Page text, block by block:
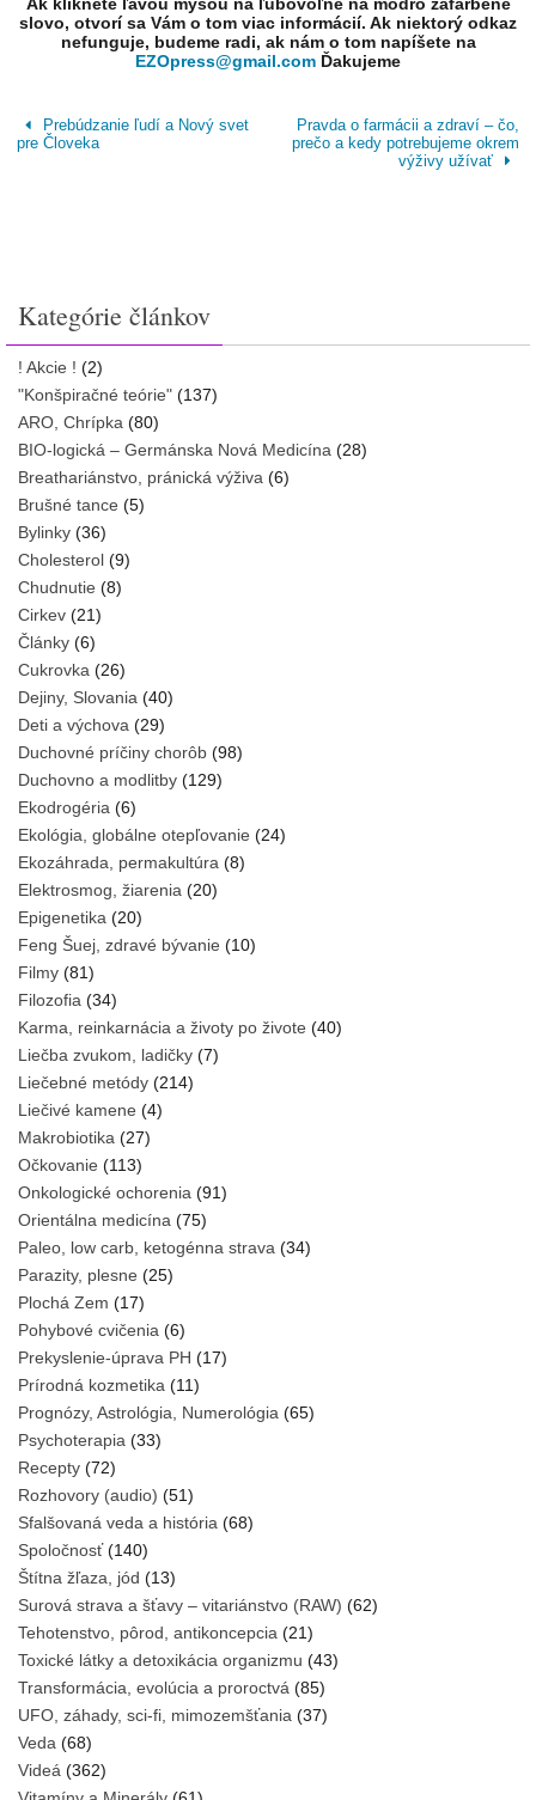
slovo, otvorí sa Vám o tom viac informácií. Ak niektorý odkaz
nefunguje, budeme radi, ak nám o tom napíšete na
EZOpress@gmail.com Ďakujeme
Prebúdzanie ľudí a Nový svet
pre Človeka
Pravda o farmácii a zdraví – čo,
prečo a kedy potrebujeme okrem
výživy užívať
Kategórie článkov
! Akcie ! (2)
"Konšpiračné teórie" (137)
ARO, Chrípka (80)
BIO-logická – Germánska Nová Medicína (28)
Breathariánstvo, pránická výživa (6)
Brušné tance (5)
Bylinky (36)
Cholesterol (9)
Chudnutie (8)
Cirkev (21)
Články (6)
Cukrovka (26)
Dejiny, Slovania (40)
Deti a výchova (29)
Duchovné príčiny chorôb (98)
Duchovno a modlitby (129)
Ekodrogéria (6)
Ekológia, globálne otepľovanie (24)
Ekozáhrada, permakultúra (8)
Elektrosmog, žiarenia (20)
Epigenetika (20)
Feng Šuej, zdravé bývanie (10)
Filmy (81)
Filozofia (34)
Karma, reinkarnácia a životy po živote (40)
Liečba zvukom, ladičky (7)
Liečebné metódy (214)
Liečivé kamene (4)
Makrobiotika (27)
Očkovanie (113)
Onkologické ochorenia (91)
Orientálna medicína (75)
Paleo, low carb, ketogénna strava (34)
Parazity, plesne (25)
Plochá Zem (17)
Pohybové cvičenia (6)
Prekyslenie-úprava PH (17)
Prírodná kozmetika (11)
Prognózy, Astrológia, Numerológia (65)
Psychoterapia (33)
Recepty (72)
Rozhovory (audio) (51)
Sfalšovaná veda a história (68)
Spoločnosť(140)
Štítna žľaza, jód (13)
Surová strava a šťavy – vitariánstvo (RAW) (62)
Tehotenstvo, pôrod, antikoncepcia (21)
Toxické látky a detoxikácia organizmu (43)
Transformácia, evolúcia a proroctvá (85)
UFO, záhady, sci-fi, mimozemšťania (37)
Veda (68)
Videá (362)